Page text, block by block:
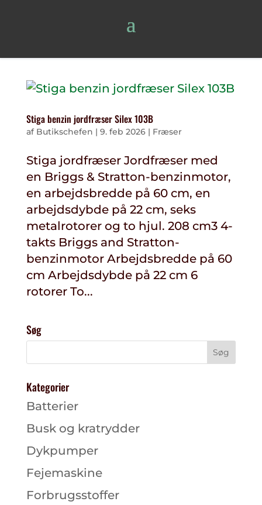
Stiga benzin jordfræser Silex 103B
af Butikschefen | 9. feb 2026| Fræser
Stiga jordfræser Jordfræser med
en Briggs & Stratton-benzinmotor,
en arbejdsbredde på 60 cm, en
arbejdsdybde på 22 cm, seks
metalrotorer og to hjul. 208 cm3 4-
takts Briggs and Stratton-
benzinmotor Arbejdsbredde på 60
cm Arbejdsdybde på 22 cm 6
rotorer To...
Søg
Kategorier
Batterier
Busk og kratrydder
Dykpumper
Fejemaskine
Forbrugsstoffer